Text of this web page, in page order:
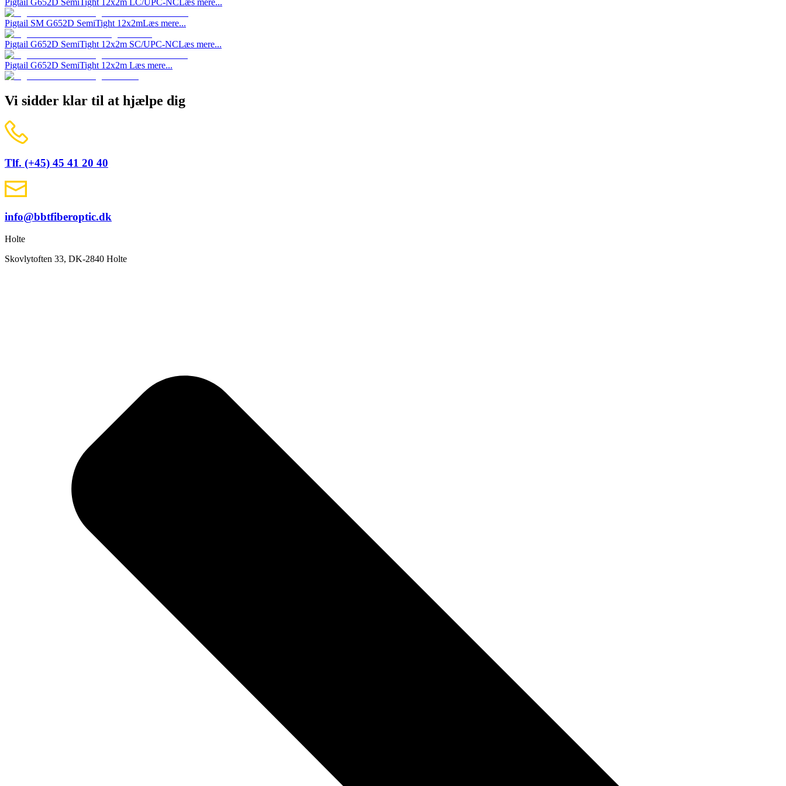
Pigtail SM G652D SemiTight 12x2mLæs mere...
Pigtail G652D SemiTight 12x2m SC/UPC-NCLæs mere...
Pigtail G652D SemiTight 12x2m Læs mere...
Vi sidder klar til at hjælpe dig
Tlf. (+45) 45 41 20 40
info@bbtfiberoptic.dk
Holte
Skovlytoften 33, DK-2840 Holte